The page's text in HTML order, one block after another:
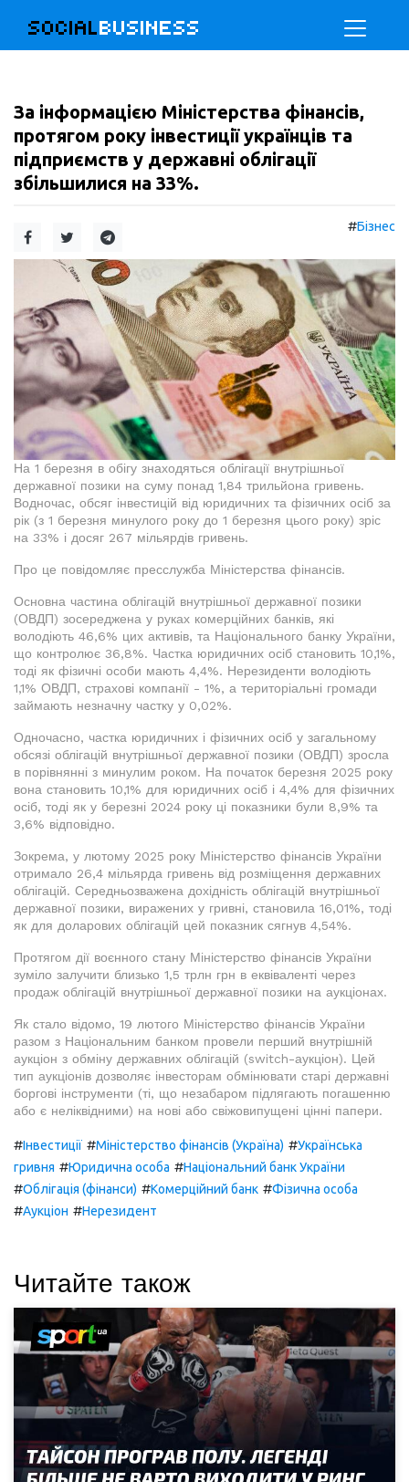
SOCIALBUSINESS
За інформацією Міністерства фінансів,
протягом року інвестиції українців та
підприємств у державні облігації
збільшилися на 33%.
#Бізнес
На 1 березня в обігу знаходяться облігації внутрішньої
державної позики на суму понад 1,84 трильйона гривень.
Водночас, обсяг інвестицій від юридичних та фізичних осіб за
рік (з 1 березня минулого року до 1 березня цього року) зріс
на 33% і досяг 267 мільярдів гривень.
Про це повідомляє пресслужба Міністерства фінансів.
Основна частина облігацій внутрішньої державної позики
(ОВДП) зосереджена у руках комерційних банків, які
володіють 46,6% цих активів, та Національного банку України,
що контролює 36,8%. Частка юридичних осіб становить 10,1%,
тоді як фізичні особи мають 4,4%. Нерезиденти володіють
1,1% ОВДП, страхові компанії - 1%, а територіальні громади
займають незначну частку у 0,02%.
Одночасно, частка юридичних і фізичних осіб у загальному
обсязі облігацій внутрішньої державної позики (ОВДП) зросла
в порівнянні з минулим роком. На початок березня 2025 року
вона становить 10,1% для юридичних осіб і 4,4% для фізичних
осіб, тоді як у березні 2024 року ці показники були 8,9% та
3,6% відповідно.
Зокрема, у лютому 2025 року Міністерство фінансів України
отримало 26,4 мільярда гривень від розміщення державних
облігацій. Середньозважена дохідність облігацій внутрішньої
державної позики, виражених у гривні, становила 16,01%, тоді
як для доларових облігацій цей показник сягнув 4,54%.
Протягом дії воєнного стану Міністерство фінансів України
зуміло залучити близько 1,5 трлн грн в еквіваленті через
продаж облігацій внутрішньої державної позики на аукціонах.
Як стало відомо, 19 лютого Міністерство фінансів України
разом з Національним банком провели перший внутрішній
аукціон з обміну державних облігацій (switch-аукціон). Цей
тип аукціонів дозволяє інвесторам обмінювати старі державні
боргові інструменти (ті, що незабаром підлягають погашенню
або є неліквідними) на нові або свіжовипущені цінні папери.
#Інвестиції #Міністерство фінансів (Україна) #Українська
гривня #Юридична особа #Національний банк України
#Облігація (фінанси) #Комерційний банк #Фізична особа
#Аукціон #Нерезидент
Читайте також